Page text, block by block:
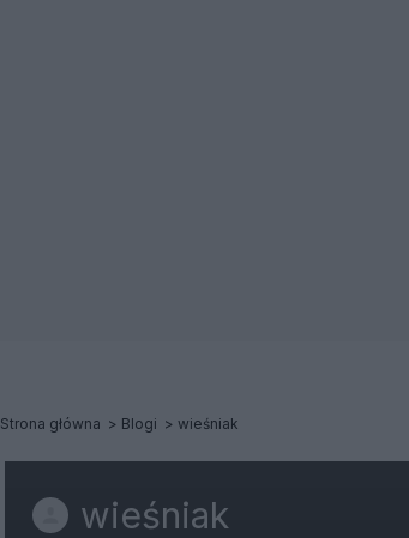
Strona główna Blogi wieśniak
wieśniak